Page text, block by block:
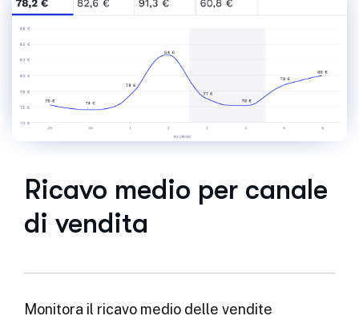
Ricavo medio per canale
di vendita
Monitora il ricavo medio delle vendite